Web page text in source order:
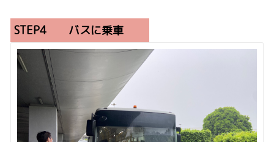
STEP4 バスに乗車